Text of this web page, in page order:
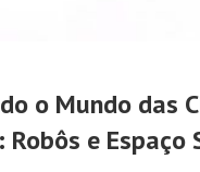
o Mundo das
e Espaço